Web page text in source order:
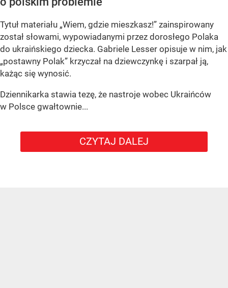
Tytuł materiału „Wiem, gdzie mieszkasz!” zainspirowany
został słowami, wypowiadanymi przez dorosłego Polaka
do ukraińskiego dziecka. Gabriele Lesser opisuje w nim, jak
„postawny Polak” krzyczał na dziewczynkę i szarpał ją,
każąc się wynosić.
Dziennikarka stawia tezę, że nastroje wobec Ukraińców
w Polsce gwałtownie...
CZYTAJ DALEJ